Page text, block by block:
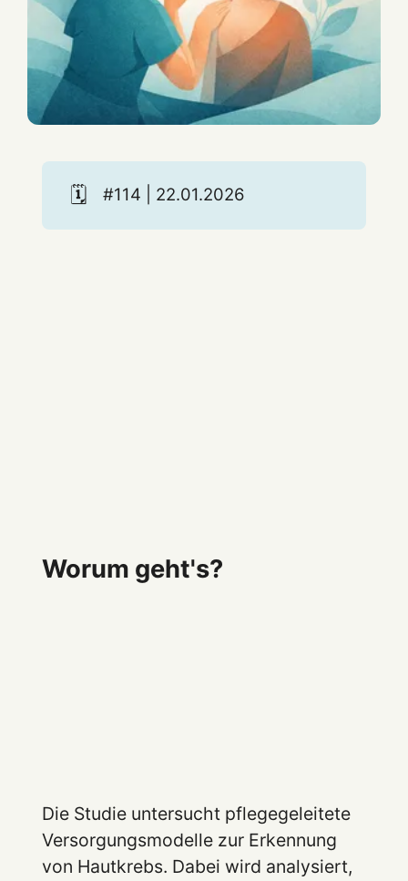
🗓️ #114 | 22.01.2026
Worum geht's?
Die Studie untersucht pflegegeleitete
Versorgungsmodelle zur Erkennung
von Hautkrebs. Dabei wird analysiert,